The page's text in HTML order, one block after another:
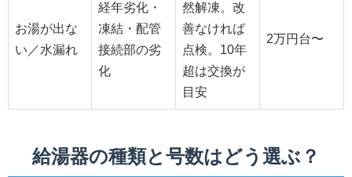
お湯が出な
い／水漏れ
経年劣化・
凍結・配管
接続部の劣
化
然解凍。改
善なければ
点検。10年
超は交換が
目安
2万円台〜
給湯器の種類と号数はどう選ぶ？